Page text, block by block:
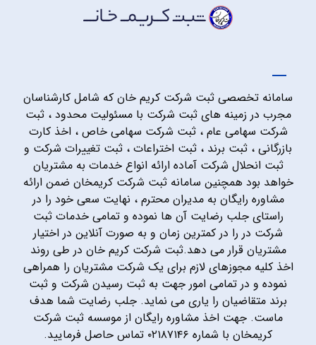
سامانه تخصصی ثبت شرکت کریم خان که شامل کارشناسان
مجرب در زمینه های ثبت شرکت با مسئولیت محدود ، ثبت
شرکت سهامی عام ، ثبت شرکت سهامی خاص ، اخذ کارت
بازرگانی ، ثبت برند ، ثبت اختراعات ، ثبت تغییرات شرکت و
ثبت انحلال شرکت آماده ارائه انواع خدمات به مشتریان
خواهد بود همچنین سامانه ثبت شرکت کریمخان ضمن ارائه
مشاوره رایگان به مدیران محترم ، نهایت سعی خود را در
راستای جلب رضایت آن ها نموده و تمامی خدمات ثبت
شرکت در را در کمترین زمان و به صورت آنلاین در اختیار
مشتریان قرار می دهد.ثبت شرکت کریم خان در طی روند
اخذ کلیه مجوزهای لازم برای یک شرکت مشتریان را همراهی
نموده و در تمامی امور جهت به ثبت رسیدن شرکت و ثبت
برند متقاضیان را یاری می نماید. جلب رضایت شما هدف
ماست. جهت اخذ مشاوره رایگان از موسسه ثبت شرکت
کریمخان با شماره ۰۲۱۸۷۱۴۶ تماس حاصل فرمایید.